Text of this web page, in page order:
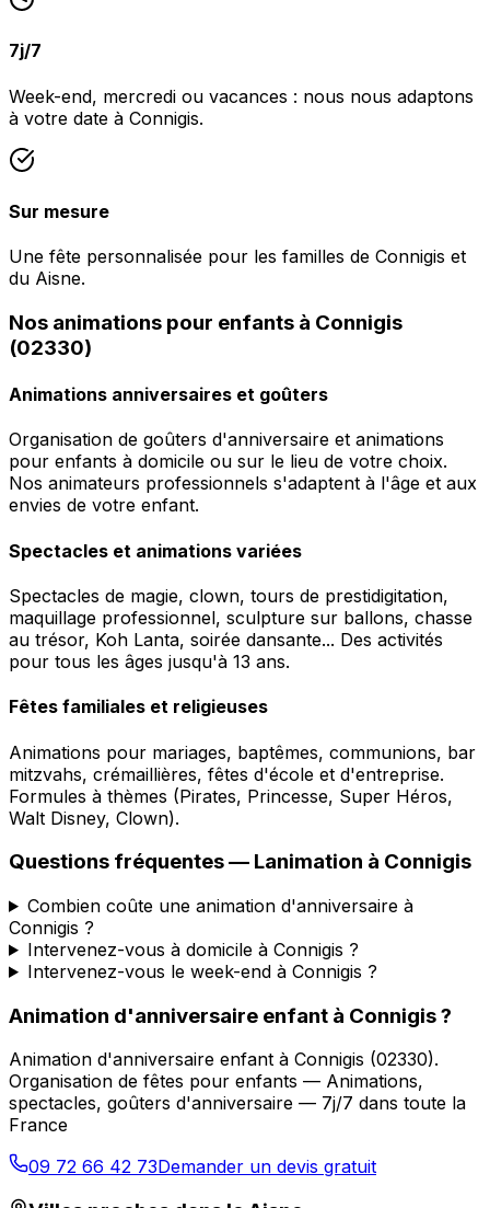
7j/7
Week-end, mercredi ou vacances : nous nous adaptons
à votre date à Connigis.
Sur mesure
Une fête personnalisée pour les familles de Connigis et
du Aisne.
Nos animations pour enfants à Connigis
(02330)
Animations anniversaires et goûters
Organisation de goûters d'anniversaire et animations
pour enfants à domicile ou sur le lieu de votre choix.
Nos animateurs professionnels s'adaptent à l'âge et aux
envies de votre enfant.
Spectacles et animations variées
Spectacles de magie, clown, tours de prestidigitation,
maquillage professionnel, sculpture sur ballons, chasse
au trésor, Koh Lanta, soirée dansante... Des activités
pour tous les âges jusqu'à 13 ans.
Fêtes familiales et religieuses
Animations pour mariages, baptêmes, communions, bar
mitzvahs, crémaillières, fêtes d'école et d'entreprise.
Formules à thèmes (Pirates, Princesse, Super Héros,
Walt Disney, Clown).
Questions fréquentes — Lanimation à Connigis
Combien coûte une animation d'anniversaire à
Connigis ?
Intervenez-vous à domicile à Connigis ?
Intervenez-vous le week-end à Connigis ?
Animation d'anniversaire enfant à Connigis?
Animation d'anniversaire enfant à Connigis (02330).
Organisation de fêtes pour enfants — Animations,
spectacles, goûters d'anniversaire — 7j/7 dans toute la
France
09 72 66 42 73Demander un devis gratuit